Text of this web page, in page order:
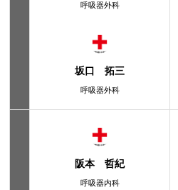
呼吸器外科
坂口 拓三
呼吸器外科
阪本 哲紀
呼吸器内科